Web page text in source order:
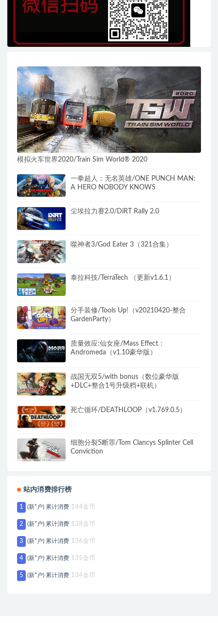
模拟火车世界2020/Train Sim World® 2020
一拳超人：无名英雄/ONE PUNCH MAN:
A HERO NOBODY KNOWS
尘埃拉力赛2.0/DiRT Rally 2.0
噬神者3/God Eater 3（321合集）
泰拉科技/TerraTech （更新v1.6.1）
分手装修/Tools Up!（v20210420-整合
GardenParty）
质量效应:仙女座/Mass Effect：
Andromeda（v1.10豪华版）
战国无双5/with bonus（数位豪华版
+DLC+整合1号升级档+联机）
死亡循环/DEATHLOOP（v1.769.0.5）
细胞分裂5断罪/Tom Clancys Splinter Cell
Conviction
站内消费排行榜
1 (新*户) 累计消费 144金币
2 (新*户) 累计消费 138金币
3 (新*户) 累计消费 136金币
4 (新*户) 累计消费 135金币
5 (新*户) 累计消费 134金币